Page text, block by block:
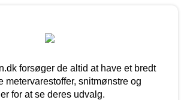
forsøger de altid at have et bredt
metervarestoffer, snitmønstre og
for at se deres udvalg.